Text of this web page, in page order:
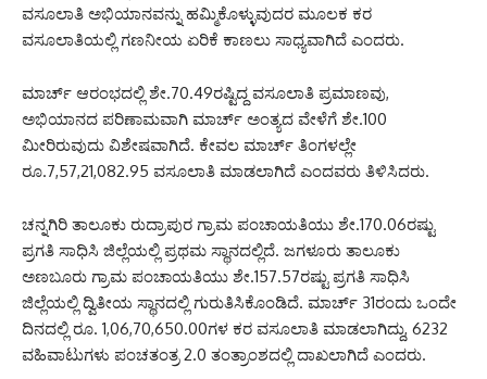
ವಸೂಲಾತಿ ಅಭಿಯಾನವನ್ನು ಹಮ್ಮಿಕೊಳ್ಳುವುದರ ಮೂಲಕ ಕರ
ವಸೂಲಾತಿಯಲ್ಲಿ ಗಣನೀಯ ಏರಿಕೆ ಕಾಣಲು ಸಾಧ್ಯವಾಗಿದೆ ಎಂದರು.
ಮಾರ್ಚ್ ಆರಂಭದಲ್ಲಿ ಶೇ.70.49ರಷ್ಟಿದ್ದ ವಸೂಲಾತಿ ಪ್ರಮಾಣವು,
ಅಭಿಯಾನದ ಪರಿಣಾಮವಾಗಿ ಮಾರ್ಚ್ ಅಂತ್ಯದ ವೇಳೆಗೆ ಶೇ.100
ಮೀರಿರುವುದು ವಿಶೇಷವಾಗಿದೆ. ಕೇವಲ ಮಾರ್ಚ್ ತಿಂಗಳಲ್ಲೇ
ರೂ.7,57,21,082.95 ವಸೂಲಾತಿ ಮಾಡಲಾಗಿದೆ ಎಂದವರು ತಿಳಿಸಿದರು.
ಚನ್ನಗಿರಿ ತಾಲೂಕು ರುದ್ರಾಪುರ ಗ್ರಾಮ ಪಂಚಾಯತಿಯು ಶೇ.170.06ರಷ್ಟು
ಪ್ರಗತಿ ಸಾಧಿಸಿ ಜಿಲ್ಲೆಯಲ್ಲಿ ಪ್ರಥಮ ಸ್ಥಾನದಲ್ಲಿದೆ. ಜಗಳೂರು ತಾಲೂಕು
ಅಣಬೂರು ಗ್ರಾಮ ಪಂಚಾಯತಿಯು ಶೇ.157.57ರಷ್ಟು ಪ್ರಗತಿ ಸಾಧಿಸಿ
ಜಿಲ್ಲೆಯಲ್ಲಿ ದ್ವಿತೀಯ ಸ್ಥಾನದಲ್ಲಿ ಗುರುತಿಸಿಕೊಂಡಿದೆ. ಮಾರ್ಚ್ 31ರಂದು ಒಂದೇ
ದಿನದಲ್ಲಿ ರೂ. 1,06,70,650.00ಗಳ ಕರ ವಸೂಲಾತಿ ಮಾಡಲಾಗಿದ್ದು, 6232
ವಹಿವಾಟುಗಳು ಪಂಚತಂತ್ರ 2.0 ತಂತ್ರಾಂಶದಲ್ಲಿ ದಾಖಲಾಗಿದೆ ಎಂದರು.